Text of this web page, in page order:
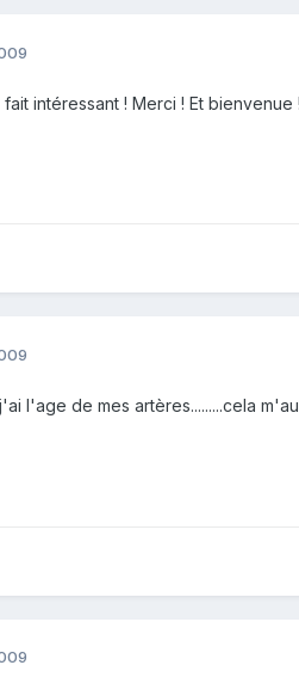
intéressant ! Merci ! Et bienvenue !
l'age de mes artères.........cela